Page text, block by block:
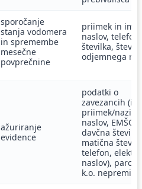
sporočanje
stanja vodomera
in spremembe
mesečne
povprečnine
priimek in ime,
naslov,
številka,
odjemnega
ažuriranje
evidence
podatki o
zavezancih
priimek/naziv,
naslov, EMŠO,
davčna
matična
telefon,
naslov), parc.
k.o.